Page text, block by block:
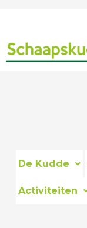
De Kudde
Activiteiten